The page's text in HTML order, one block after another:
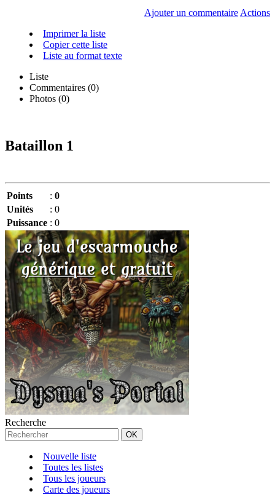
Ajouter un commentaire Actions
Imprimer la liste
Copier cette liste
Liste au format texte
Liste
Commentaires (0)
Photos (0)
Bataillon 1
Points : 0
Unités
: 0
Puissance : 0
Recherche
Nouvelle liste
Toutes les listes
Tous les joueurs
Carte des joueurs